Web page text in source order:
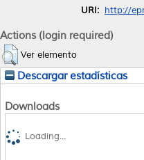
URI: http://
Actions (login required)
Ver elemento
Descargar estadísticas
Downloads
Loading...